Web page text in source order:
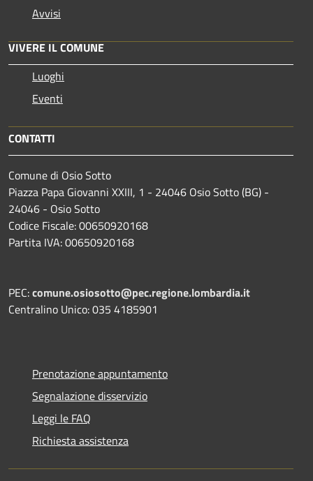
Avvisi
VIVERE IL COMUNE
Luoghi
Eventi
CONTATTI
Comune di Osio Sotto
Piazza Papa Giovanni XXIII, 1 - 24046 Osio Sotto (BG) -
24046 - Osio Sotto
Codice Fiscale: 00650920168
Partita IVA: 00650920168
PEC:comune.osiosotto@pec.regione.lombardia.it
Centralino Unico: 035 4185901
Prenotazione appuntamento
Segnalazione disservizio
Leggi le FAQ
Richiesta assistenza